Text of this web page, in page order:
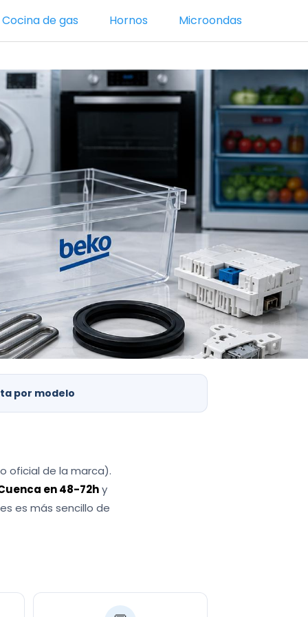
Cocina de gas Hornos Microondas
por modelo
oficial de la marca).
en 48-72hy
es más sencillo de